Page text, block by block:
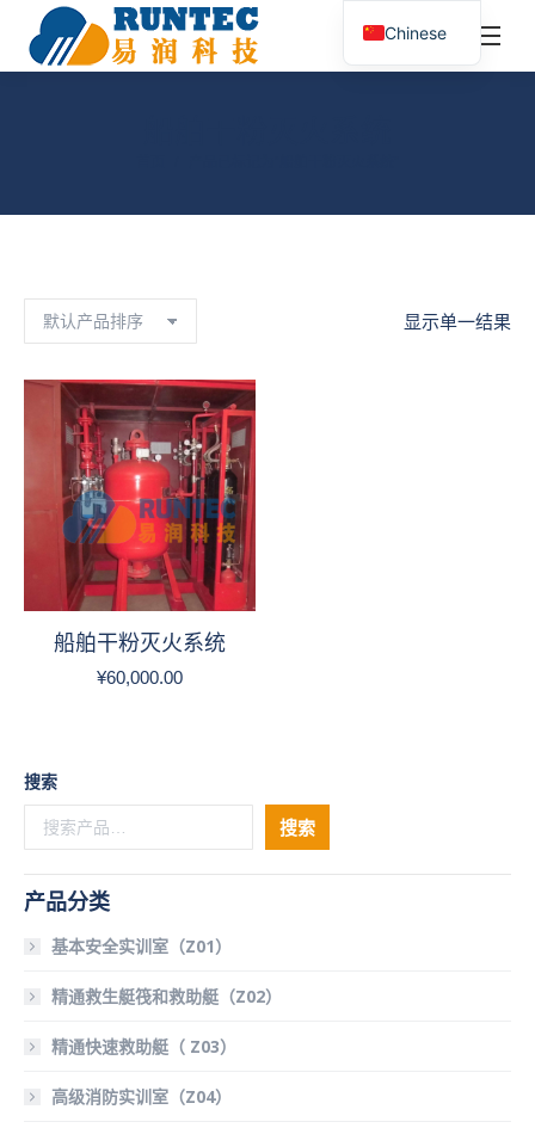
显示单一结果
船舶干粉灭火系统
¥60,000.00
搜索
搜索
产品分类
基本安全实训室（Z01）
精通救生艇筏和救助艇（Z02）
精通快速救助艇（ Z03）
高级消防实训室（Z04）
Chinese